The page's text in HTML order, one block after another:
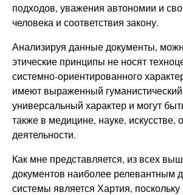
подходов, уважения автономии и
человека и соответствия закону.
Анализируя данные документы,
этические принципы не носят
системно-ориентированного
имеют выраженный
универсальный характер и могут
также в медицине, науке, искусстве,
деятельности.
Как мне представляется, из всех
документов наиболее релевантным
системы является Хартия, поскольку